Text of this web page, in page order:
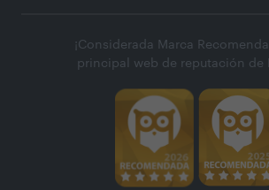
¡Considerada Marca
principal web de reputación de